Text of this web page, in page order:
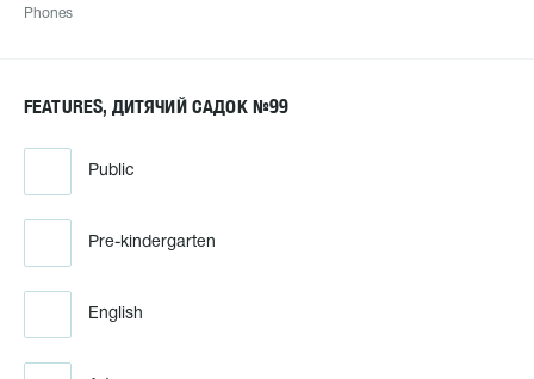
Phones
FEATURES, ДИТЯЧИЙ САДОК №99
Public
Pre-kindergarten
English